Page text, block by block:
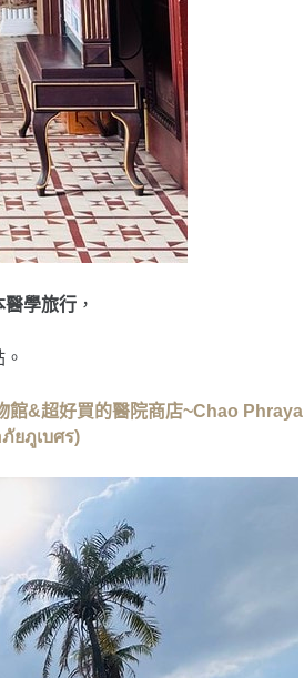
醫學旅行 ，
館&超好買的醫院商店~Chao Phraya
ยภูเบศร)